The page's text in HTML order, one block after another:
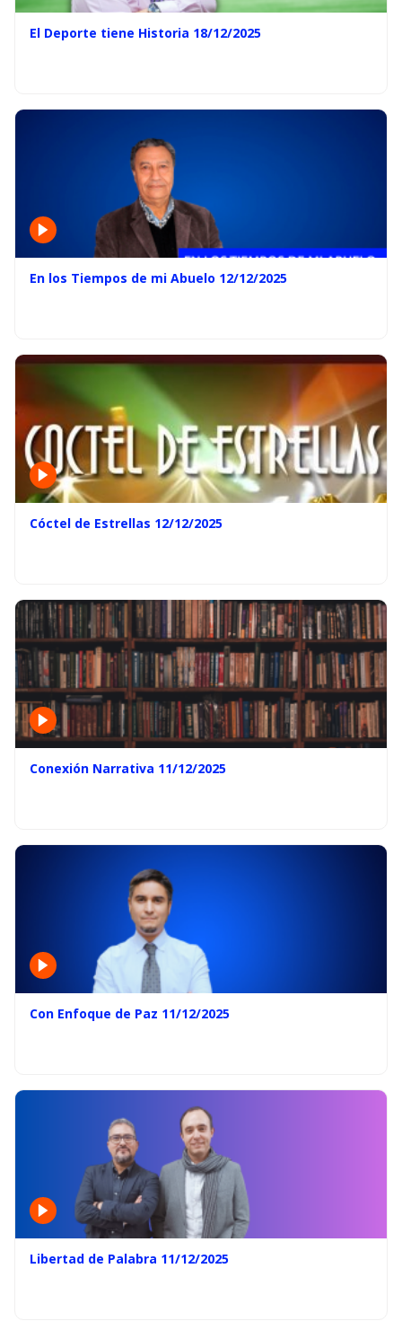
El Deporte tiene Historia 18/12/2025
En los Tiempos de mi Abuelo 12/12/2025
Cóctel de Estrellas 12/12/2025
Conexión Narrativa 11/12/2025
Con Enfoque de Paz 11/12/2025
Libertad de Palabra 11/12/2025